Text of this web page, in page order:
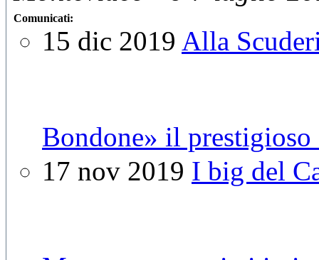
Comunicati:
15 dic 2019 Alla
Bondone» il prestigioso
17 nov 2019 I big del